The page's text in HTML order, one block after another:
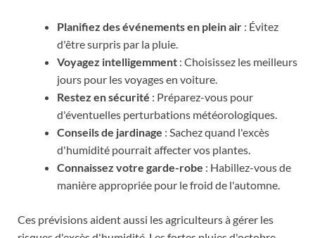
Planifiez des événements en plein air : Évitez
d'être surpris par la pluie.
Voyagez intelligemment : Choisissez les meilleurs
jours pour les voyages en voiture.
Restez en sécurité : Préparez-vous pour
d'éventuelles perturbations météorologiques.
Conseils de jardinage : Sachez quand l'excès
d'humidité pourrait affecter vos plantes.
Connaissez votre garde-robe : Habillez-vous de
manière appropriée pour le froid de l'automne.
Ces prévisions aident aussi les agriculteurs à gérer les